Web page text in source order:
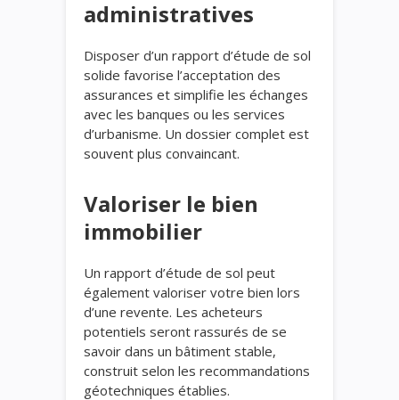
administratives
Disposer d’un rapport d’étude de sol
solide favorise l’acceptation des
assurances et simplifie les échanges
avec les banques ou les services
d’urbanisme. Un dossier complet est
souvent plus convaincant.
Valoriser le bien
immobilier
Un rapport d’étude de sol peut
également valoriser votre bien lors
d’une revente. Les acheteurs
potentiels seront rassurés de se
savoir dans un bâtiment stable,
construit selon les recommandations
géotechniques établies.